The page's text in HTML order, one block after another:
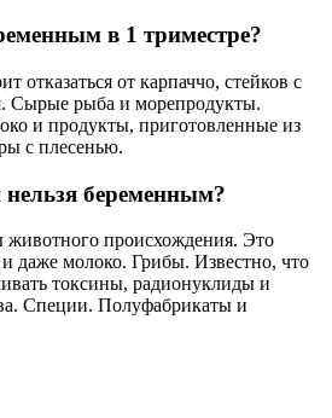
в 1 триместре?
отказаться от карпаччо, стейков с
Сырые рыба и морепродукты.
и продукты, приготовленные из
с плесенью.
нельзя беременным?
происхождения. Это
даже молоко. Грибы. Известно, что
токсины, радионуклиды и
Специи. Полуфабрикаты и